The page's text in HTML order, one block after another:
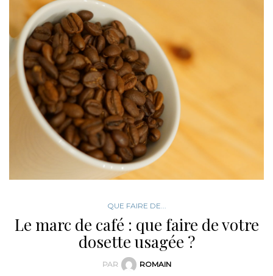
QUE FAIRE DE...
Le marc de café : que faire de votre
dosette usagée ?
PAR ROMAIN